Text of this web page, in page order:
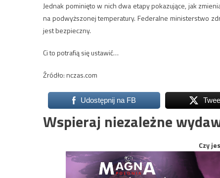
Jednak pominięto w nich dwa etapy pokazujące, jak
na podwyższonej temperatury. Federalne ministerstwo
jest bezpieczny.
Ci to potrafią się ustawić…
Źródło: nczas.com
Udostępnij na FB
Wspieraj niezależne
Czy